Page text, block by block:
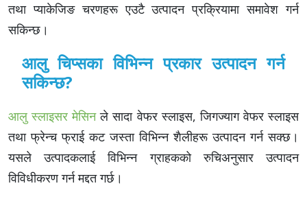
तथा प्याकेजिङ चरणहरू एउटै उत्पादन प्रक्रियामा समावेश गर्न
सकिन्छ।
आलु चिप्सका विभिन्न प्रकार उत्पादन गर्न
सकिन्छ?
आलु स्लाइसर मेसिनले सादा वेफर स्लाइस, जिगज्याग वेफर स्लाइस
तथा फ्रेन्च फ्राई कट जस्ता विभिन्न शैलीहरू उत्पादन गर्न सक्छ।
यसले उत्पादकलाई विभिन्न ग्राहकको रुचिअनुसार उत्पादन
विविधीकरण गर्न मद्दत गर्छ।